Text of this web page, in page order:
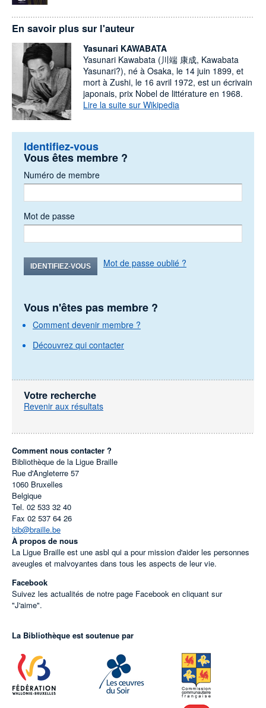
En savoir plus sur l'auteur
Yasunari KAWABATA
Yasunari Kawabata (川端 康成, Kawabata
Yasunari?), né à Osaka, le 14 juin 1899, et
mort à Zushi, le 16 avril 1972, est un écrivain
japonais, prix Nobel de littérature en 1968.
Lire la suite sur Wikipedia
Identifiez-vous
Vous êtes membre ?
Numéro de membre
Mot de passe
IDENTIFIEZ-VOUS Mot de passe oublié ?
Vous n'êtes pas membre ?
Comment devenir membre ?
Découvrez qui contacter
Votre recherche
Revenir aux résultats
Comment nous contacter ?
Bibliothèque de la Ligue Braille
Rue d'Angleterre 57
1060 Bruxelles
Belgique
Tel. 02 533 32 40
Fax 02 537 64 26
bib@braille.be
À propos de nous
La Ligue Braille est une asbl qui a pour mission d'aider les personnes
aveugles et malvoyantes dans tous les aspects de leur vie.
Facebook
Suivez les actualités de notre page Facebook en cliquant sur
"J'aime".
La Bibliothèque est soutenue par